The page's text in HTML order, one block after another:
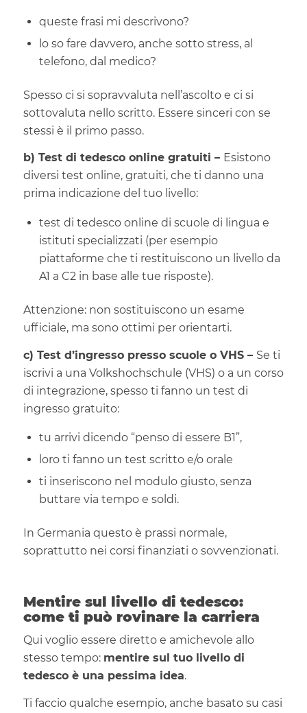
queste frasi mi descrivono?
lo so fare davvero, anche sotto stress, al
telefono, dal medico?
Spesso ci si sopravvaluta nell’ascolto e ci si
sottovaluta nello scritto. Essere sinceri con se
stessi è il primo passo.
b) Test di tedesco online gratuiti – Esistono
diversi test online, gratuiti, che ti danno una
prima indicazione del tuo livello:
test di tedesco online di scuole di lingua e
istituti specializzati (per esempio
piattaforme che ti restituiscono un livello da
A1 a C2 in base alle tue risposte).
Attenzione: non sostituiscono un esame
ufficiale, ma sono ottimi per orientarti.
c) Test d’ingresso presso scuole o VHS – Se ti
iscrivi a una Volkshochschule (VHS) o a un corso
di integrazione, spesso ti fanno un test di
ingresso gratuito:
tu arrivi dicendo “penso di essere B1”,
loro ti fanno un test scritto e/o orale
ti inseriscono nel modulo giusto, senza
buttare via tempo e soldi.
In Germania questo è prassi normale,
soprattutto nei corsi finanziati o sovvenzionati.
Mentire sul livello di tedesco:
come ti può rovinare la carriera
Qui voglio essere diretto e amichevole allo
stesso tempo: mentire sul tuo livello di
tedesco è una pessima idea.
Ti faccio qualche esempio, anche basato su casi